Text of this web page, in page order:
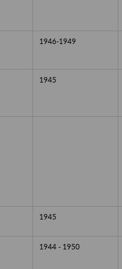
1946-1949
1945
1945
1944 - 1950